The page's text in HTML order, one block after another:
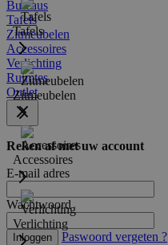
Tafels
Zitmeubelen
Accessoires
Verlichting
Bureaus
Tafels
Zitmeubelen
Accessoires
Verlichting
Ruimtes
Outlet
Reken af met uw account
E-mail adres
Wachtwoord
Inloggen Paswoord vergeten ?